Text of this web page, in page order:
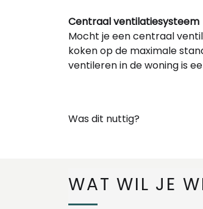
Centraal ventilatiesysteem
Mocht je een centraal
koken op de maximale
ventileren in de woning is
Was dit nuttig?
WAT WIL JE